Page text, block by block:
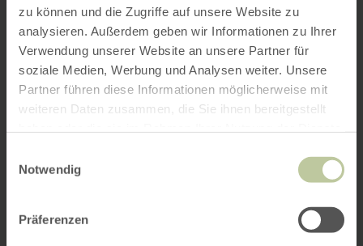
zu können und die Zugriffe auf unsere Website zu
analysieren. Außerdem geben wir Informationen zu Ihrer
Verwendung unserer Website an unsere Partner für
soziale Medien, Werbung und Analysen weiter. Unsere
Partner führen diese Informationen möglicherweise mit
weiteren Daten zusammen, die Sie ihnen bereitgestellt
Notwendig
Präferenzen